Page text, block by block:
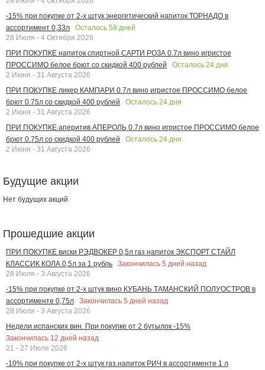
-15% при покупке от 2-х штук энергетический напиток ТОРНАДО в
ассортимент 0,33л
Осталось 58 дней
28 Июля - 4 Октября 2026
ПРИ ПОКУПКЕ напиток спиртной САРТИ РОЗА 0.7л вино игристое
ПРОССИМО белое брют со скидкой 400 рублей
Осталось 24 дня
2 Июня - 31 Августа 2026
ПРИ ПОКУПКЕ ликер КАМПАРИ 0.7л вино игристое ПРОССИМО белое
брют 0.75л со скидкой 400 рублей
Осталось 24 дня
2 Июня - 31 Августа 2026
ПРИ ПОКУПКЕ аперитив АПЕРОЛЬ 0.7л вино игристое ПРОССИМО белое
брют 0.75л со скидкой 400 рублей
Осталось 24 дня
2 Июня - 31 Августа 2026
Будущие акции
Нет будущих акций
Прошедшие акции
ПРИ ПОКУПКЕ виски РЭДВОКЕР 0,5л газ напиток ЭКСПОРТ СТАЙЛ
КЛАССИК КОЛА 0,5л за 1 рубль
Закончилась 5 дней назад
28 Июля - 3 Августа 2026
-15% при покупке от 2-х штук вино КУБАНЬ ТАМАНСКИЙ ПОЛУОСТРОВ в
ассортименте 0,75л
Закончилась 5 дней назад
28 Июля - 3 Августа 2026
Недели испанских вин. При покупке от 2 бутылок -15%
Закончилась 12 дней назад
21 - 27 Июля 2026
-10% при покупке от 2-х штук газ.напиток РИЧ в ассортименте 1 л